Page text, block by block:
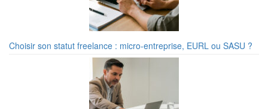
Choisir son statut freelance : micro-entreprise, EURL ou SASU ?